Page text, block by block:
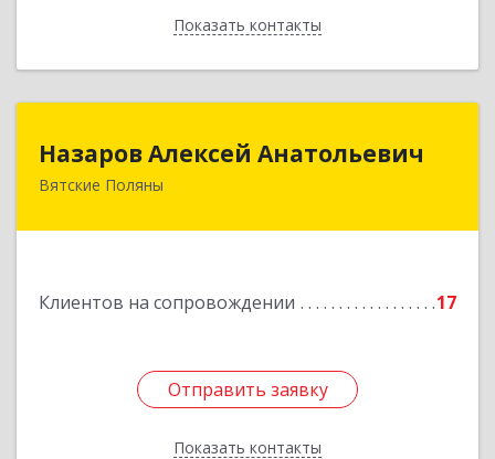
Показать контакты
Назад
Назаров Алексей Анатольевич
Вятские Поляны
Клиентов на сопровождении 17
Отправить заявку
Показать контакты
Назаров Алексей Анатольевич
612964,Кировская обл,город Вятские Поляны
Отправить заявку
Назад